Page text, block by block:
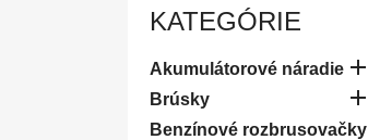
KATEGÓRIE
Akumulátorové náradie 
Brúsky 
Benzínové rozbrusovačky